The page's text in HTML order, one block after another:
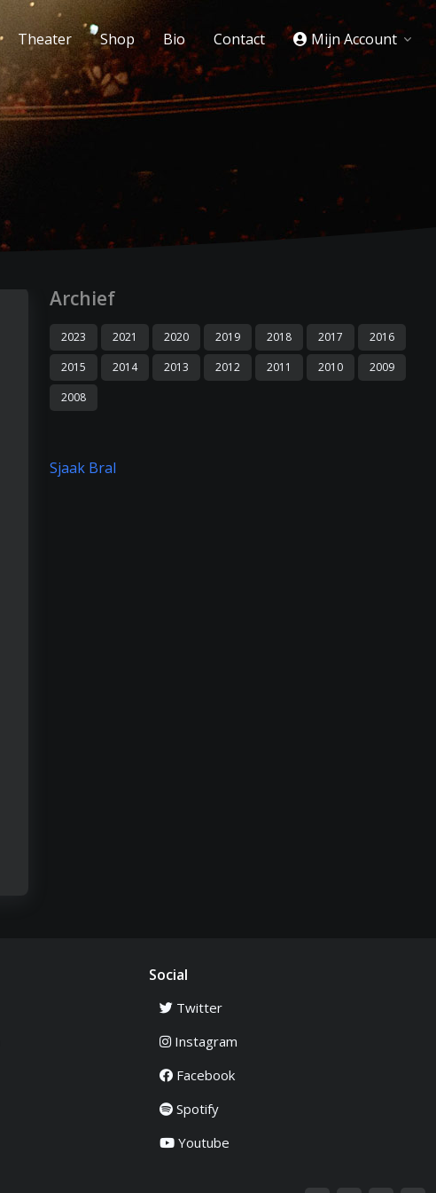
Theater Shop Bio Contact Mijn Account
Archief
2023 2021 2020 2019 2018 2017
2016
2015
2014 2013 2012 2011 2010
2009
2008
Sjaak Bral
Social
Twitter
Instagram
Facebook
Spotify
Youtube